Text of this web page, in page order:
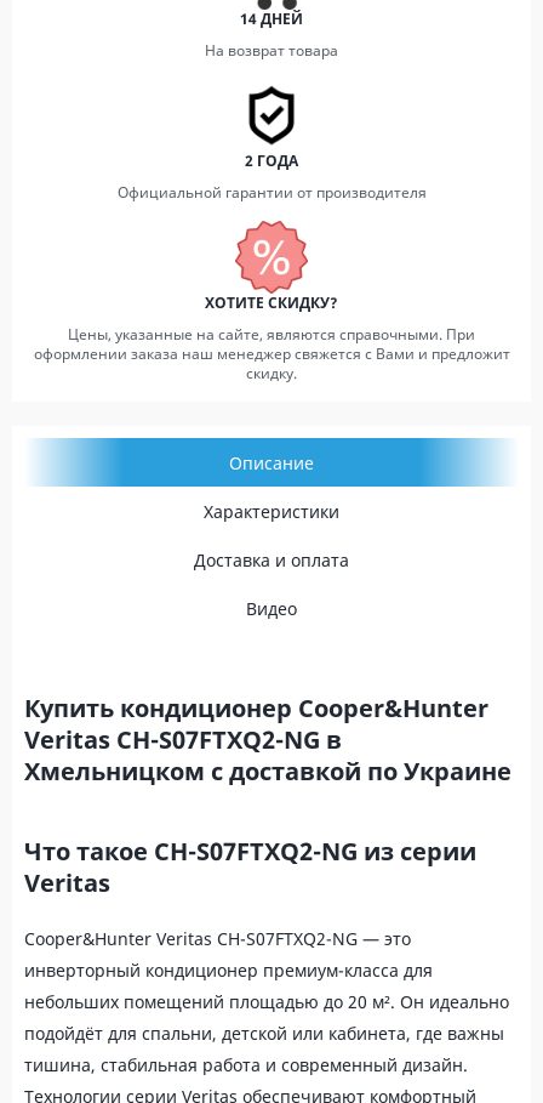
14 ДНЕЙ
На возврат товара
2 ГОДА
Официальной гарантии от производителя
ХОТИТЕ СКИДКУ?
Цены, указанные на сайте, являются справочными. При
оформлении заказа наш менеджер свяжется с Вами и предложит
скидку.
Описание
Характеристики
Доставка и оплата
Видео
Купить кондиционер Cooper&Hunter
Veritas CH-S07FTXQ2-NG в
Хмельницком с доставкой по Украине
Что такое CH-S07FTXQ2-NG из серии
Veritas
Cooper&Hunter Veritas CH-S07FTXQ2-NG — это
инверторный кондиционер премиум-класса для
небольших помещений площадью до 20 м². Он идеально
подойдёт для спальни, детской или кабинета, где важны
тишина, стабильная работа и современный дизайн.
Технологии серии Veritas обеспечивают комфортный